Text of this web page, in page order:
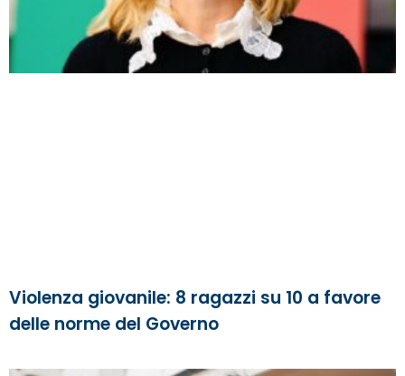
Violenza giovanile: 8 ragazzi su 10 a favore
delle norme del Governo